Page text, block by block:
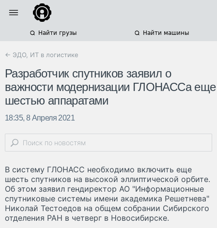
Найти грузы Найти машины
← ЭДО, ИТ в логистике
Разработчик спутников заявил о
важности модернизации ГЛОНАССа еще
шестью аппаратами
18:35, 8 Апреля 2021
В систему ГЛОНАСС необходимо включить еще
шесть спутников на высокой эллиптической орбите.
Об этом заявил гендиректор АО "Информационные
спутниковые системы имени академика Решетнева"
Николай Тестоедов на общем собрании Сибирского
отделения РАН в четверг в Новосибирске.